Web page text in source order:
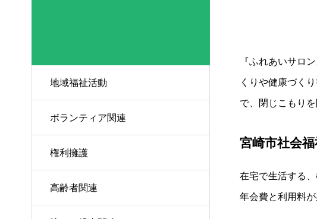
地域福祉活動
ボランティア関連
権利擁護
高齢者関連
『ふれあいサロ
くりや健康づく
で、閉じこもり
宮崎市社会
在宅で生活する
年会費と利用料が